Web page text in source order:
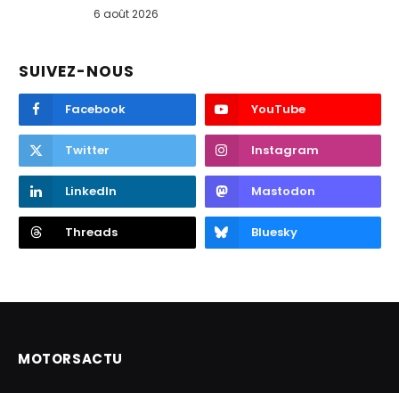
6 août 2026
SUIVEZ-NOUS
Facebook YouTube
Twitter Instagram
LinkedIn Mastodon
Threads Bluesky
MOTORSACTU